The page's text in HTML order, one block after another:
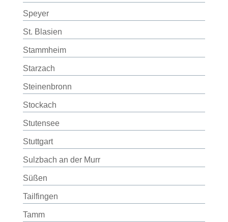
Speyer
St. Blasien
Stammheim
Starzach
Steinenbronn
Stockach
Stutensee
Stuttgart
Sulzbach an der Murr
Süßen
Tailfingen
Tamm